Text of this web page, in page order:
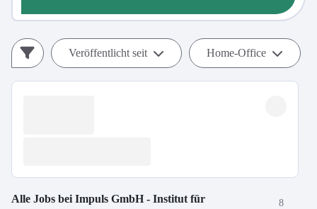
Veröffentlicht seit Home-Office
Alle Jobs bei Impuls GmbH - Institut für
8